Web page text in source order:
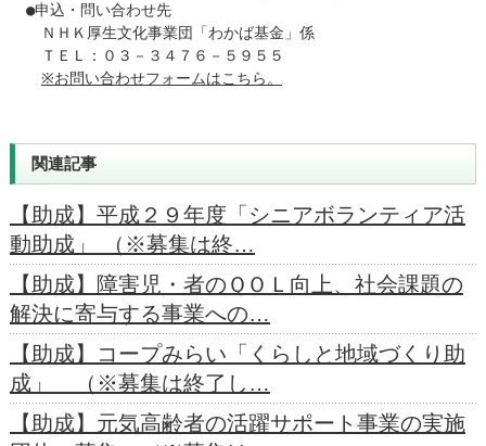
●申込・問い合わせ先
ＮＨＫ厚生文化事業団「わかば基金」係
ＴＥＬ：０３－３４７６－５９５５
※お問い合わせフォームはこちら。
関連記事
【助成】平成２９年度「シニアボランティア活
動助成」 （※募集は終…
【助成】障害児・者のＱＯＬ向上、社会課題の
解決に寄与する事業への…
【助成】コープみらい「くらしと地域づくり助
成」 （※募集は終了し…
【助成】元気高齢者の活躍サポート事業の実施